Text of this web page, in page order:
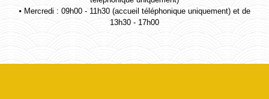
⦁ Mercredi : 09h00 - 11h30 (accueil téléphonique uniquement) et de
13h30 - 17h00